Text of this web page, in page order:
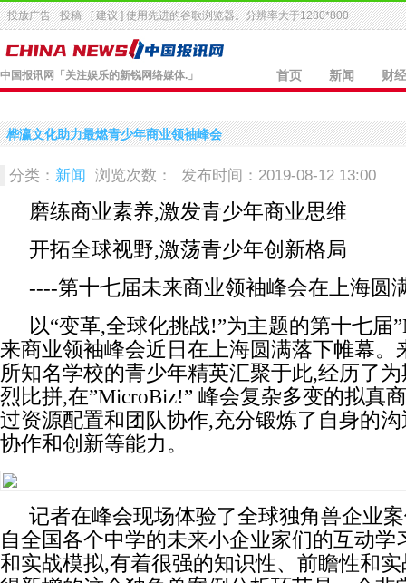
投放广告 投稿 [ 建议 ] 使用先进的谷歌浏览器。分辨率大于1280*800
中国报讯网 「关注娱乐的新锐网络媒体.」 首页 新闻 财经
桦瀛文化助力最燃青少年商业领袖峰会
分类： 新闻 浏览次数： 发布时间：2019-08-12 13:00
磨练商业素养,激发青少年商业思维
开拓全球视野,激荡青少年创新格局
----第十七届未来商业领袖峰会在上海圆
以“变革,全球化挑战!”为主题的第十七届
来商业领袖峰会近日在上海圆满落下帷幕。
所知名学校的青少年精英汇聚于此,经历了
烈比拼,在”MicroBiz!” 峰会复杂多变的拟真
过资源配置和团队协作,充分锻炼了自身的
协作和创新等能力。
记者在峰会现场体验了全球独角兽企业
自全国各个中学的未来小企业家们的互动学
和实战模拟,有着很强的知识性、前瞻性和